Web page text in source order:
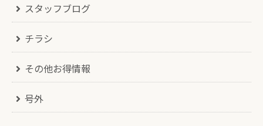
スタッフブログ
チラシ
その他お得情報
号外